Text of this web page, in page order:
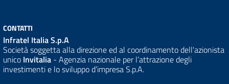
CONTATTI
Infratel Italia S.p.A
Società soggetta alla direzione ed al coordinamento dell'azionista
unico Invitalia - Agenzia nazionale per l’attrazione degli
investimenti e lo sviluppo d’impresa S.p.A.